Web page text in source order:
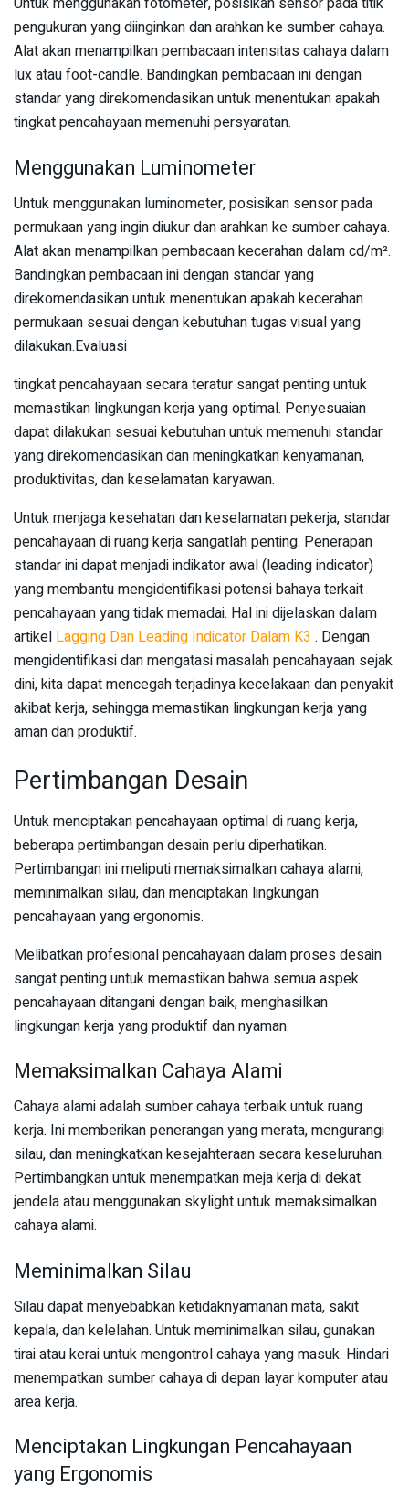
pengukuran yang diinginkan dan arahkan ke sumber cahaya.
Alat akan menampilkan pembacaan intensitas cahaya dalam
lux atau foot-candle. Bandingkan pembacaan ini dengan
standar yang direkomendasikan untuk menentukan apakah
tingkat pencahayaan memenuhi persyaratan.
Menggunakan Luminometer
Untuk menggunakan luminometer, posisikan sensor pada
permukaan yang ingin diukur dan arahkan ke sumber cahaya.
Alat akan menampilkan pembacaan kecerahan dalam cd/m².
Bandingkan pembacaan ini dengan standar yang
direkomendasikan untuk menentukan apakah kecerahan
permukaan sesuai dengan kebutuhan tugas visual yang
dilakukan.Evaluasi
tingkat pencahayaan secara teratur sangat penting untuk
memastikan lingkungan kerja yang optimal. Penyesuaian
dapat dilakukan sesuai kebutuhan untuk memenuhi standar
yang direkomendasikan dan meningkatkan kenyamanan,
produktivitas, dan keselamatan karyawan.
Untuk menjaga kesehatan dan keselamatan pekerja, standar
pencahayaan di ruang kerja sangatlah penting. Penerapan
standar ini dapat menjadi indikator awal (leading indicator)
yang membantu mengidentifikasi potensi bahaya terkait
pencahayaan yang tidak memadai. Hal ini dijelaskan dalam
artikel Lagging Dan Leading Indicator Dalam K3 . Dengan
mengidentifikasi dan mengatasi masalah pencahayaan sejak
dini, kita dapat mencegah terjadinya kecelakaan dan penyakit
akibat kerja, sehingga memastikan lingkungan kerja yang
aman dan produktif.
Pertimbangan Desain
Untuk menciptakan pencahayaan optimal di ruang kerja,
beberapa pertimbangan desain perlu diperhatikan.
Pertimbangan ini meliputi memaksimalkan cahaya alami,
meminimalkan silau, dan menciptakan lingkungan
pencahayaan yang ergonomis.
Melibatkan profesional pencahayaan dalam proses desain
sangat penting untuk memastikan bahwa semua aspek
pencahayaan ditangani dengan baik, menghasilkan
lingkungan kerja yang produktif dan nyaman.
Memaksimalkan Cahaya Alami
Cahaya alami adalah sumber cahaya terbaik untuk ruang
kerja. Ini memberikan penerangan yang merata, mengurangi
silau, dan meningkatkan kesejahteraan secara keseluruhan.
Pertimbangkan untuk menempatkan meja kerja di dekat
jendela atau menggunakan skylight untuk memaksimalkan
cahaya alami.
Meminimalkan Silau
Silau dapat menyebabkan ketidaknyamanan mata, sakit
kepala, dan kelelahan. Untuk meminimalkan silau, gunakan
tirai atau kerai untuk mengontrol cahaya yang masuk. Hindari
menempatkan sumber cahaya di depan layar komputer atau
area kerja.
Menciptakan Lingkungan Pencahayaan
yang Ergonomis